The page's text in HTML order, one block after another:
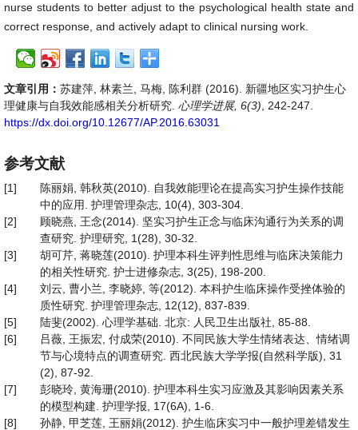
nurse students to better adjust to the psychological health state and
correct response, and actively adapt to clinical nursing work.
文章引用： 苏建萍, 林素兰, 马梅, 陈利群 (2016). 新疆地区实习护生心
理健康与自我效能感相关分析研究. 心理学进展, 6(3) , 242-247.
https://dx.doi.org/10.12677/AP.2016.63031
参考文献
[1]
陈丽娟, 韩秋英(2010). 自我效能理论在提高实习护生操作技能
中的应用. 护理管理杂志, 10(4), 303-304.
[2]
顾晓燕, 王念(2014). 坚实习护生正念与临床沟通行为关系的调
查研究. 护理研究, 1(28), 30-32.
[3]
胡可芹, 蒋晓莲(2010). 护理本科生评判性思维与临床决策能力
的相关性研究. 护士进修杂志, 3(25), 198-200.
[4]
刘云, 曹小兰, 李晓婷, 等(2012). 本科护生临床操作受挫体验的
质性研究. 护理管理杂志, 12(12), 837-839.
[5]
陆斐(2002). 心理学基础. 北京: 人民卫生出版社, 85-88.
[6]
吕薇, 王振宏, 付成荣(2010). 不同民族大学生情绪表达、情绪调
节与心境特点的调查研究. 西北民族大学学报(自然科学版), 31
(2), 87-92.
[7]
彭晓玲, 黄海珊(2010). 护理本科生实习应激及其影响因素关系
的模型构建. 护理学报, 17(6A), 1-6.
[8]
孙静, 甲芝莲, 王丽娟(2012). 护生临床实习中一般护理差错发生